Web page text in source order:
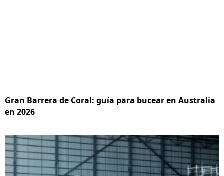
Gran Barrera de Coral: guía para bucear en Australia
en 2026